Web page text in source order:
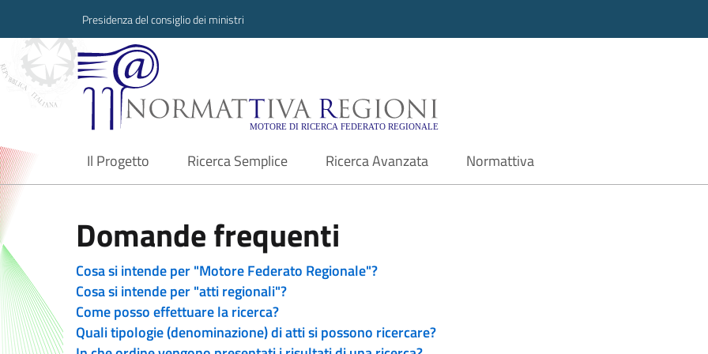
Presidenza del consiglio dei ministri
Normattiva Regioni - Motore di ricerca
Il Progetto
current Ricerca Semplice Ricerca Avanzata Normattiva
Domande frequenti
Cosa si intende per "Motore Federato Regionale"?
Cosa si intende per "atti regionali"?
Come posso effettuare la ricerca?
Quali tipologie (denominazione) di atti si possono ricercare?